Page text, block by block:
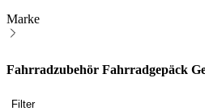
Marke
Fahrradzubehör Fahrradgepäck
Filter